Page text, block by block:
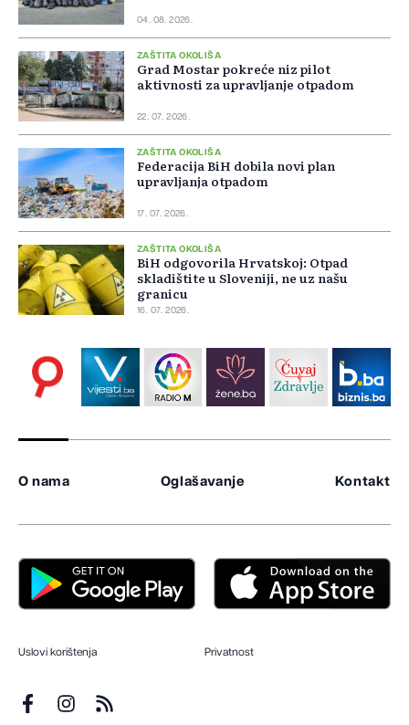
04. 08. 2026.
ZAŠTITA OKOLIŠA
Grad Mostar pokreće niz pilot
aktivnosti za upravljanje otpadom
22. 07. 2026.
ZAŠTITA OKOLIŠA
Federacija BiH dobila novi plan
upravljanja otpadom
17. 07. 2026.
ZAŠTITA OKOLIŠA
BiH odgovorila Hrvatskoj: Otpad
skladištite u Sloveniji, ne uz našu
granicu
16. 07. 2026.
O nama Oglašavanje Kontakt
Uslovi korištenja Privatnost